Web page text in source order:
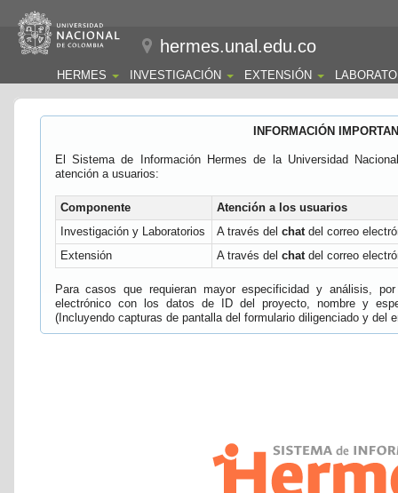
hermes.unal.edu.co
HERMES INVESTIGACIÓN EXTENSIÓN
INFORMACIÓN
El Sistema de Información Hermes de la Universidad
atención a usuarios:
Componente
Atención a los usuarios
Investigación y Laboratorios
A través del chatdel correo
Extensión
A través del chatdel correo
Para casos que requieran mayor especificidad y análisis,
electrónico con los datos de ID del proyecto, nombre y
(Incluyendo capturas de pantalla del formulario diligenciado y del